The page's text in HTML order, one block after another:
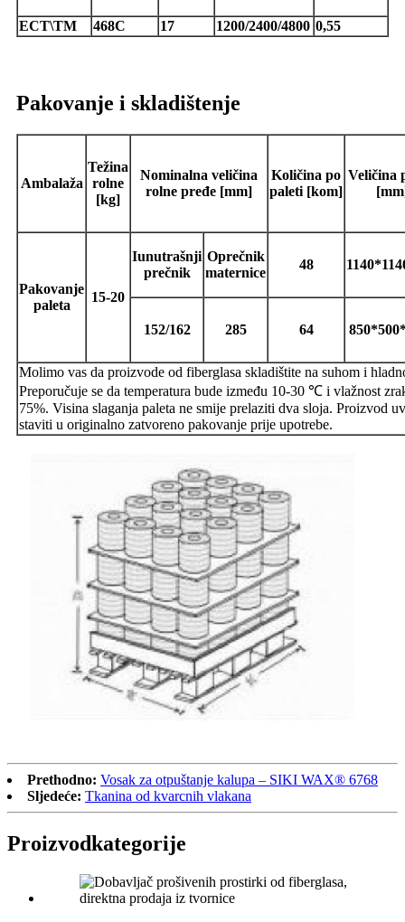
ECT\TM 468C 17 1200/2400/4800 0,55
Pakovanje i skladištenje
Ambalaža
Težina
rolne
[kg]
Nominalna veličina
rolne pređe [mm]
Količina po
paleti [kom]
Veličina
Pakovanje
paleta
15-20
Iunutrašnji
prečnik
Oprečnik
maternice
48
152/162 285 64
Molimo vas da proizvode od fiberglasa skladištite na suhom i
Preporučuje se da temperatura bude između 10-30 ℃ i vlažnost
75%. Visina slaganja paleta ne smije prelaziti dva sloja. Proizvod
staviti u originalno zatvoreno pakovanje prije upotrebe.
Prethodno: Vosak za otpuštanje kalupa – SIKI WAX® 6768
Sljedeće: Tkanina od kvarcnih vlakana
Proizvodkategorije